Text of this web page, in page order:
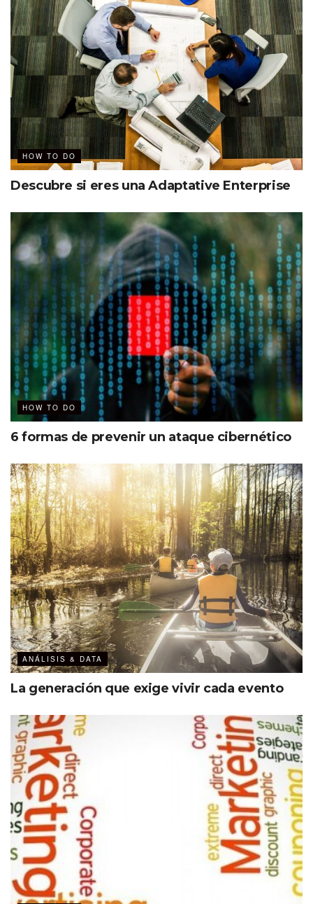
HOW TO DO
Descubre si eres una Adaptative Enterprise
HOW TO DO
6 formas de prevenir un ataque cibernético
ANÁLISIS & DATA
La generación que exige vivir cada evento